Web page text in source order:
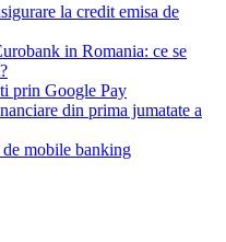
la credit emisa de
in Romania: ce se
prin Google Pay
din prima jumatate a
mobile banking